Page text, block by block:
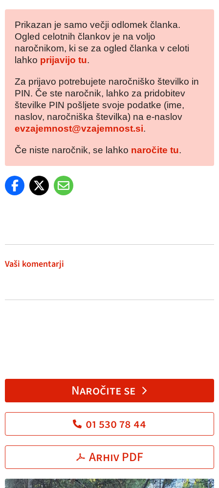
Prikazan je samo večji odlomek članka.
Ogled celotnih člankov je na voljo
naročnikom, ki se za ogled članka v celoti
lahko prijavijo tu.
Za prijavo potrebujete naročniško številko in
PIN. Če ste naročnik, lahko za pridobitev
številke PIN pošljete svoje podatke (ime,
naslov, naročniška številka) na e-naslov
evzajemnost@vzajemnost.si.
Če niste naročnik, se lahko naročite tu.
Vaši komentarji
Naročite se
01 530 78 44
Arhiv PDF